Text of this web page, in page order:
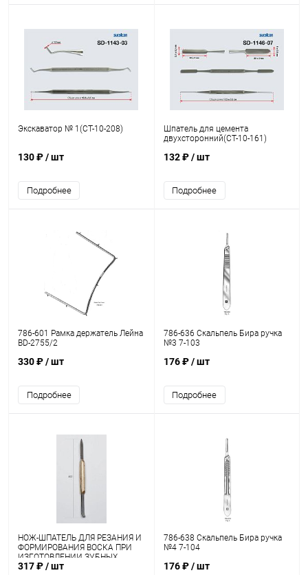
Экскаватор № 1(CТ-10-208)
130 ₽/ шт
Подробнее
Шпатель для цемента
двухсторонний(CТ-10-161)
132 ₽/ шт
Подробнее
786-601 Рамка держатель Лейна
BD-2755/2
330 ₽/ шт
Подробнее
786-636 Скальпель Бира ручка
№3 7-103
176 ₽/ шт
Подробнее
НОЖ-ШПАТЕЛЬ ДЛЯ РЕЗАНИЯ И
ФОРМИРОВАНИЯ ВОСКА ПРИ
ИЗГОТОВЛЕНИИ ЗУБНЫХ
ПРОТЕЗОВ с деревянной ручкой
317 ₽/ шт
786-638 Скальпель Бира ручка
№4 7-104
176 ₽/ шт